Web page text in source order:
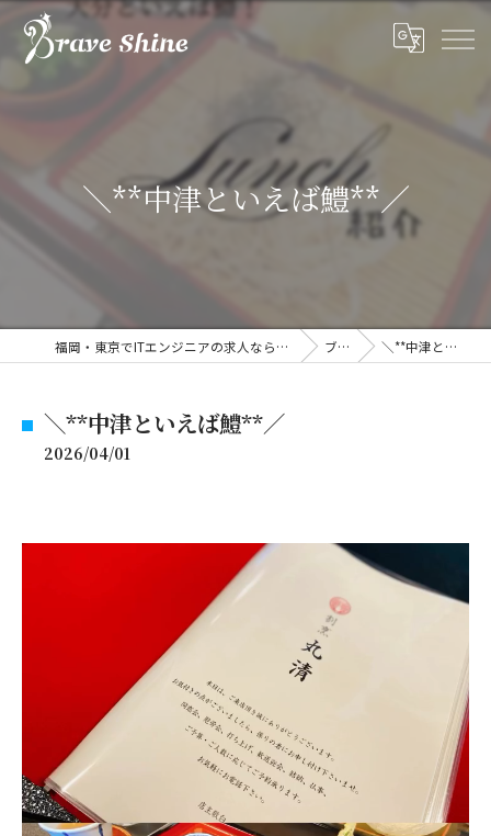
＼**中津といえば鱧**／
福岡・東京でITエンジニアの求人なら株式会社ブレイブシャイン ブログ ＼**中津といえば鱧**／
＼**中津といえば鱧**／
2026/04/01